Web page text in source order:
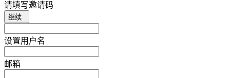
请填写邀请码
继续
设置用户名
邮箱